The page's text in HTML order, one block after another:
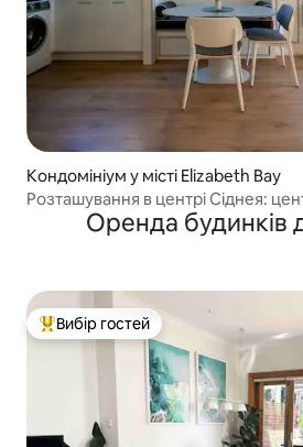
Кондомініум у місті Elizabeth Bay
Розташування в центрі Сіднея:
Оренда будинків
Топ вибір гостей
Вибір гостей